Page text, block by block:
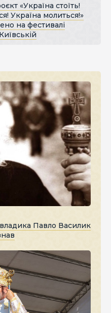
«Україна стоїть!
Україна молиться!»
на фестивалі
Павло Василик